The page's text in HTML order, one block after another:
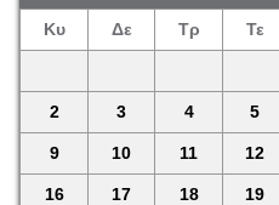
Κυ Δε Τρ Τε
2 3 4 5
9 10 11 12
16 17 18 19